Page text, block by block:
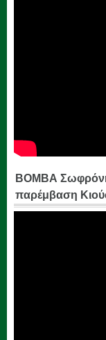
ΒΟΜΒΑ
παρέμβαση